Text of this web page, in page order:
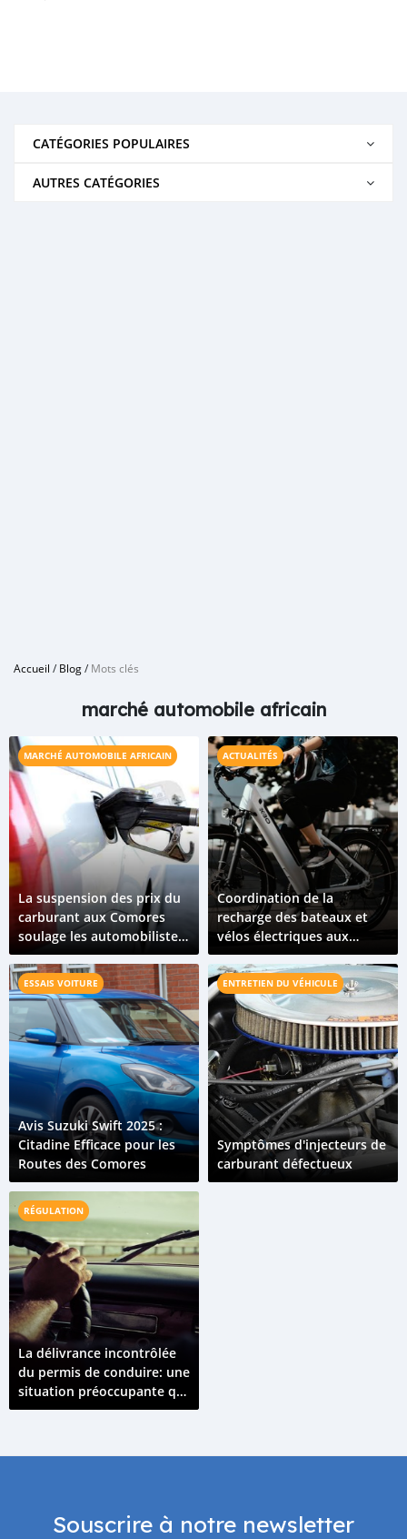
CATÉGORIES POPULAIRES
AUTRES CATÉGORIES
Accueil /Blog/Mots clés
marché automobile africain
MARCHÉ AUTOMOBILE AFRICAIN
La suspension des prix du
carburant aux Comores
soulage les automobilistes
et le secteur automobile
ACTUALITÉS
Coordination de la
recharge des bateaux et
vélos électriques aux
Comores sur un réseau
solaire partagé
ESSAIS VOITURE
Avis Suzuki Swift 2025 :
Citadine Efficace pour les
Routes des Comores
ENTRETIEN DU VÉHICULE
Symptômes d'injecteurs de
carburant défectueux
RÉGULATION
La délivrance incontrôlée
du permis de conduire: une
situation préoccupante qui
tend à s’amplifier
Souscrire à notre newsletter